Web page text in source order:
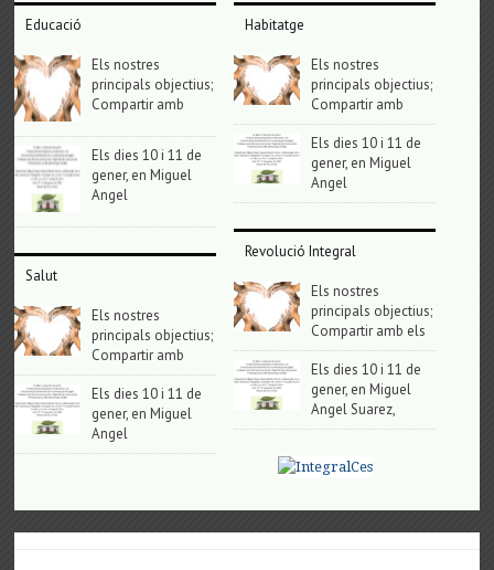
Educació
Els nostres
principals objectius;
Compartir amb
Els dies 10 i 11 de
gener, en Miguel
Angel
Salut
Els nostres
principals objectius;
Compartir amb
Els dies 10 i 11 de
gener, en Miguel
Angel
Habitatge
Els nostres
principals objectius;
Compartir amb
Els dies 10 i 11 de
gener, en Miguel
Angel
Revolució Integral
Els nostres
principals objectius;
Compartir amb els
Els dies 10 i 11 de
gener, en Miguel
Angel Suarez,